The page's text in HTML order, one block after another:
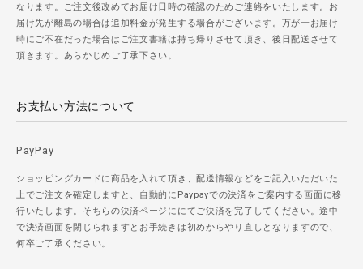
なります。ご注文後改めてお届け日時の確認のためご連絡をいたします。お
届け先が離島の場合は追加料金が発生する場合がございます。万が一お届け
時にご不在だった場合はご注文書籍は持ち帰りさせて頂き、後日配送させて
頂きます。あらかじめご了承下さい。
お支払い方法について
PayPay
ショッピングカードに商品を入れて頂き、配送情報などをご記入いただいた
上でご注文を確定しますと、自動的にPaypayでの決済をご案内する画面に移
行いたします。そちらの決済ページににてご決済を完了してください。途中
で決済画面を閉じられますとお手続きは初めからやり直しとなりますので、
何卒ご了承ください。